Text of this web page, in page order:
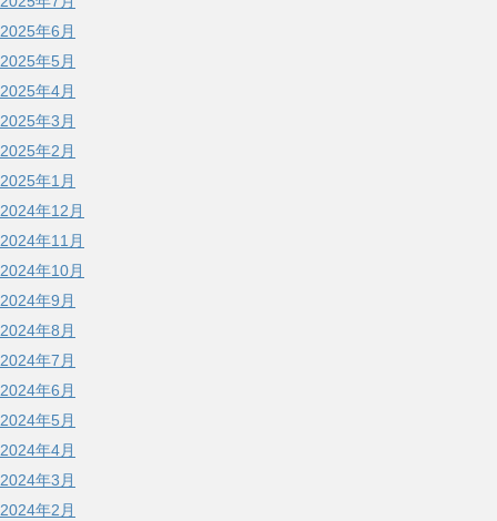
2025年6月
2025年5月
2025年4月
2025年3月
2025年2月
2025年1月
2024年12月
2024年11月
2024年10月
2024年9月
2024年8月
2024年7月
2024年6月
2024年5月
2024年4月
2024年3月
2024年2月